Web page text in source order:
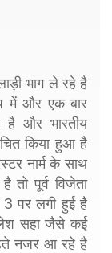
भाग ले रहे है
में और एक बार
और भारतीय
किया हुआ है
नार्म के साथ
पूर्व विजेता
3 पर लगी हुई है
सहा जैसे कई
नजर आ रहे है